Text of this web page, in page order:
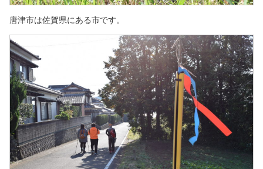
唐津市は佐賀県にある市です。